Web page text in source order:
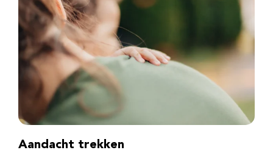
Aandacht trekken